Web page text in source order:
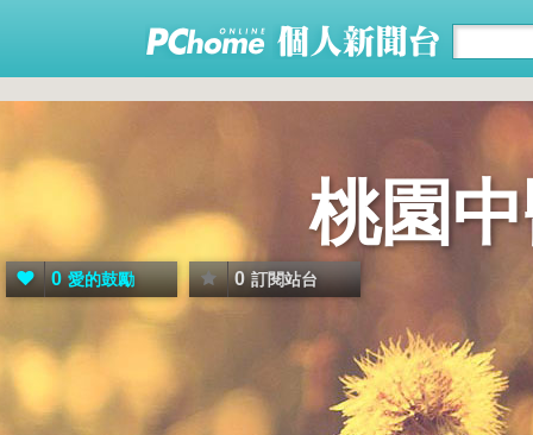
桃園
0 愛的鼓勵 0 訂閱站台